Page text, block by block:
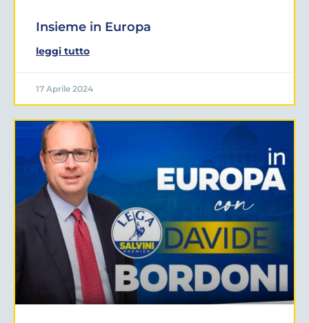
Insieme in Europa
leggi tutto
17 Aprile 2024